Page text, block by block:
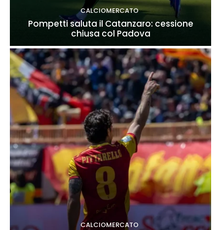
CALCIOMERCATO
Pompetti saluta il Catanzaro: cessione
chiusa col Padova
CALCIOMERCATO